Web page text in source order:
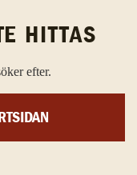
HITTAS
efter.